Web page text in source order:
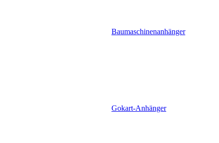
Baumaschinenanhänger
Gokart-Anhänger